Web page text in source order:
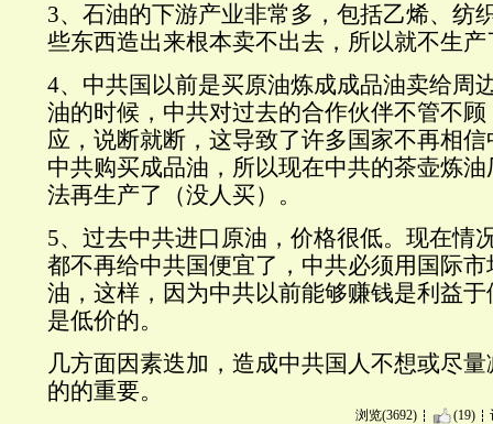
3、石油的下游产业非常多，包括乙烯、纺
些东西造出来根本卖不出去，所以就不生产
4、中共国以前是买原油炼成成品油卖给周
油的时候，中共对过去的合作伙伴不管不
应，说断就断，这导致了许多国家不再相
中共购买成品油，所以现在中共的茶壶炼
法再生产了（没人买）。
5、过去中共进口原油，价格很低。现在情
都不再给中共国便宜了，中共必须用国际
油，这样，因为中共以前能够赚钱是利益
是低价的。
几方面因素迭加，造成中共国人不想或尽
的的重要。
浏览(3692) (19)